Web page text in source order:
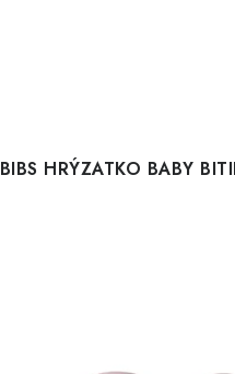
BIBS HRÝZATKO BABY